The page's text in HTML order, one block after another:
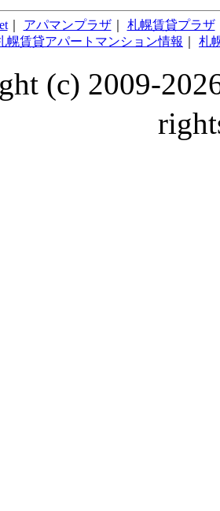
｜ アパマンプラザ｜ 札幌賃貸プラザ
幌賃貸アパートマンション情報 札
(c) 2009-